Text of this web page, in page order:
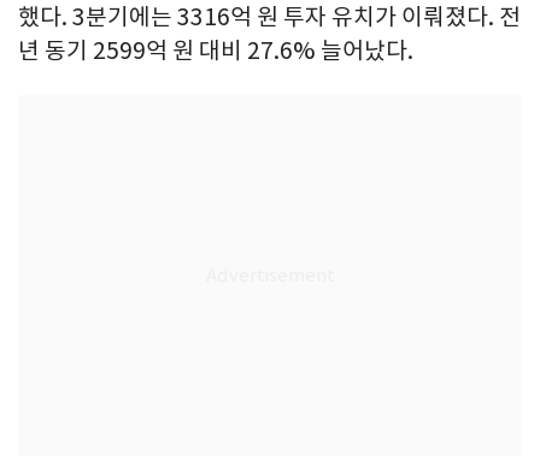
했다. 3분기에는 3316억 원 투자 유치가 이뤄졌다. 전
년 동기 2599억 원 대비 27.6% 늘어났다.